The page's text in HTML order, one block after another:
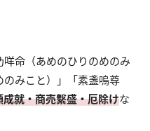
命（あめのひりのめのみ
みこと）」「素盞嗚尊
成就・商売繫盛・厄除けな